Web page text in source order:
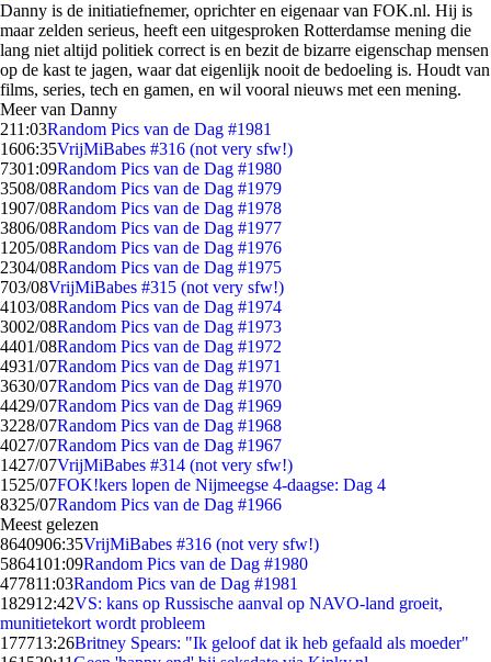
Danny is de initiatiefnemer, oprichter en eigenaar van FOK.nl. Hij is
maar zelden serieus, heeft een uitgesproken Rotterdamse mening die
lang niet altijd politiek correct is en bezit de bizarre eigenschap mensen
op de kast te jagen, waar dat eigenlijk nooit de bedoeling is. Houdt van
films, series, tech en gamen, en wil vooral nieuws met een mening.
Meer van Danny
211:03Random Pics van de Dag #1981
1606:35VrijMiBabes #316 (not very sfw!)
7301:09Random Pics van de Dag #1980
3508/08Random Pics van de Dag #1979
1907/08Random Pics van de Dag #1978
3806/08Random Pics van de Dag #1977
1205/08Random Pics van de Dag #1976
2304/08Random Pics van de Dag #1975
703/08VrijMiBabes #315 (not very sfw!)
4103/08Random Pics van de Dag #1974
3002/08Random Pics van de Dag #1973
4401/08Random Pics van de Dag #1972
4931/07Random Pics van de Dag #1971
3630/07Random Pics van de Dag #1970
4429/07Random Pics van de Dag #1969
3228/07Random Pics van de Dag #1968
4027/07Random Pics van de Dag #1967
1427/07VrijMiBabes #314 (not very sfw!)
1525/07FOK!kers lopen de Nijmeegse 4-daagse: Dag 4
8325/07Random Pics van de Dag #1966
Meest gelezen
8640906:35VrijMiBabes #316 (not very sfw!)
5864101:09Random Pics van de Dag #1980
477811:03Random Pics van de Dag #1981
182912:42VS: kans op Russische aanval op NAVO-land groeit,
munitietekort wordt probleem
177713:26Britney Spears: "Ik geloof dat ik heb gefaald als moeder"